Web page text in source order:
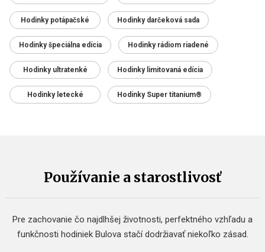
Hodinky potápačské Hodinky darčeková sada
Hodinky špeciálna edícia Hodinky rádiom riadené
Hodinky ultratenké Hodinky limitovaná edícia
Hodinky letecké Hodinky Super titanium®
Používanie a starostlivosť
Pre zachovanie čo najdlhšej životnosti, perfektného vzhľadu a
funkčnosti hodiniek Bulova stačí dodržiavať niekoľko zásad.